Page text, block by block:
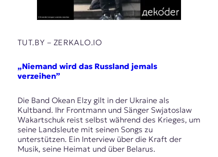
TUT.BY – ZERKALO.IO
„Niemand wird das Russland jemals
verzeihen”
Die Band Okean Elzy gilt in der Ukraine als
Kultband. Ihr Frontmann und Sänger Swjatoslaw
Wakartschuk reist selbst während des Krieges, um
seine Landsleute mit seinen Songs zu
unterstützen. Ein Interview über die Kraft der
Musik, seine Heimat und über Belarus.